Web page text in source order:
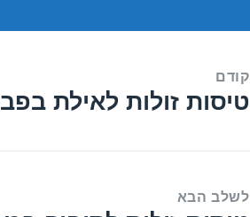
קודם
הפוסט
טיסות זולות לאילת בפברואר 25/
לשלב הבא